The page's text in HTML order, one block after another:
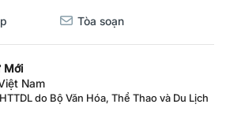
Tòa soạn
Mới
Nam
do Bộ Văn Hóa, Thể Thao và Du Lịch